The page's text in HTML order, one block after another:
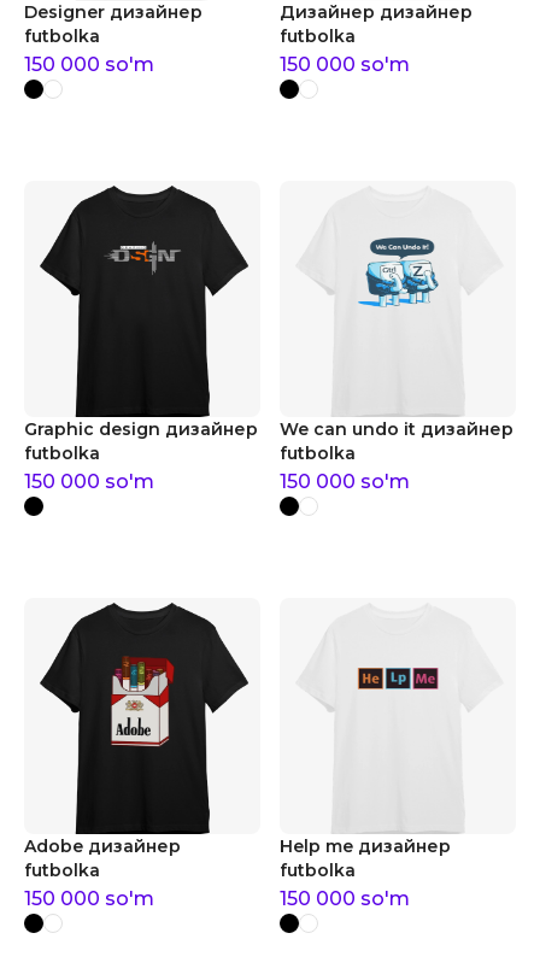
Designer дизайнер
futbolka
150 000 so'm
Дизайнер дизайнер
futbolka
150 000 so'm
Graphic design дизайнер
futbolka
150 000 so'm
We can undo it дизайнер
futbolka
150 000 so'm
Adobe дизайнер
futbolka
150 000 so'm
Help me дизайнер
futbolka
150 000 so'm